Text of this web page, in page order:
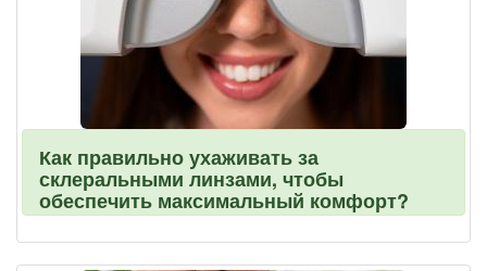
Как правильно ухаживать за
склеральными линзами, чтобы
обеспечить максимальный комфорт?